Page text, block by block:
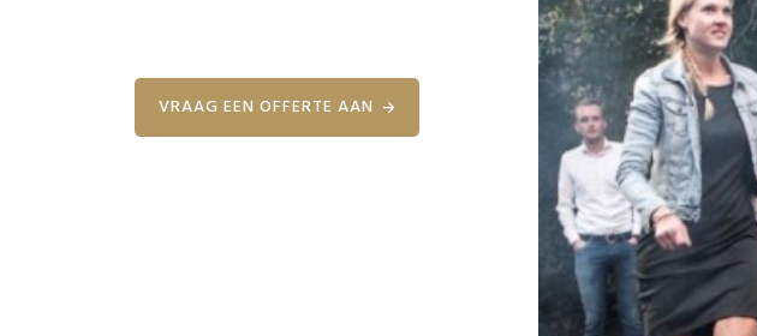
VRAAG EEN OFFERTE AAN